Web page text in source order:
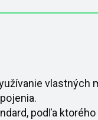
vlastných
podľa